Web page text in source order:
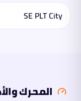
السلامة
والتقنية
عليها
SE PLT City
المحرك